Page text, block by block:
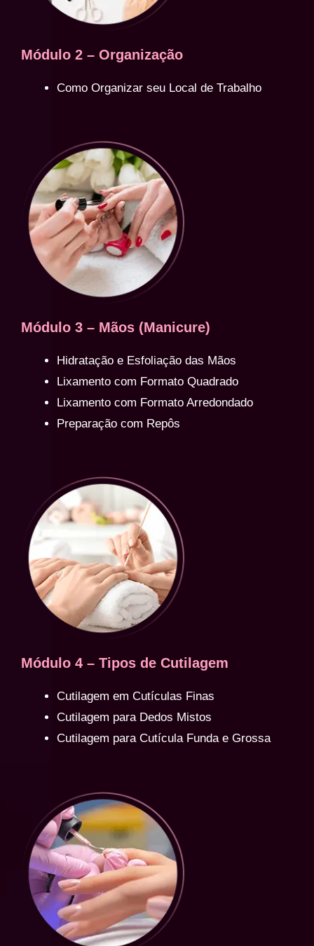
Módulo 2 – Organização
Como Organizar seu Local de Trabalho
Módulo 3 – Mãos (Manicure)
Hidratação e Esfoliação das Mãos
Lixamento com Formato Quadrado
Lixamento com Formato Arredondado
Preparação com Repôs
Módulo 4 – Tipos de Cutilagem
Cutilagem em Cutículas Finas
Cutilagem para Dedos Mistos
Cutilagem para Cutícula Funda e Grossa